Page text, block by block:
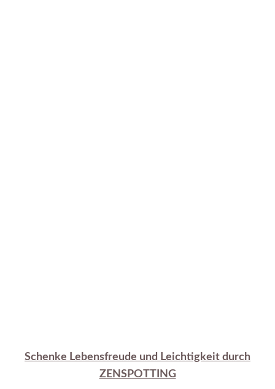
Schenke Lebensfreude und Leichtigkeit durch
ZENSPOTTING